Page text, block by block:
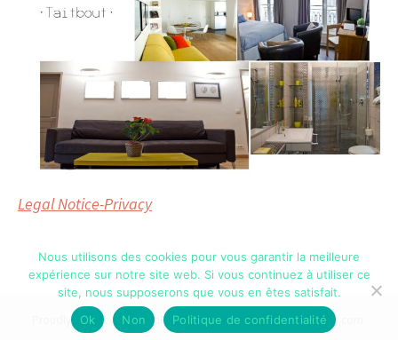
Legal Notice-Privacy
Proudly powered by WordPress |Theme: Illustratr byWordPress.com
Nous utilisons des cookies pour vous garantir la meilleure
expérience sur notre site web. Si vous continuez à utiliser ce
site, nous supposerons que vous en êtes satisfait.
Ok
Non Politique de confidentialité